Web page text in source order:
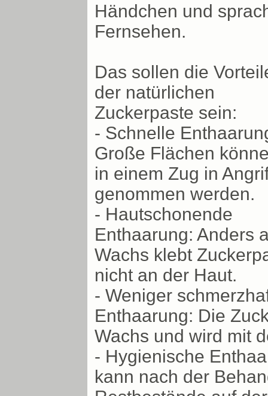
Händchen und
Fernsehen.
Das sollen die
der natürlichen
Zuckerpaste sein:
- Schnelle
Große Flächen
in einem Zug in
genommen werden.
- Hautschonende
Enthaarung: Anders
Wachs klebt
nicht an der Haut.
- Weniger
Enthaarung: Die
Wachs und wird mit
- Hygienische
kann nach der